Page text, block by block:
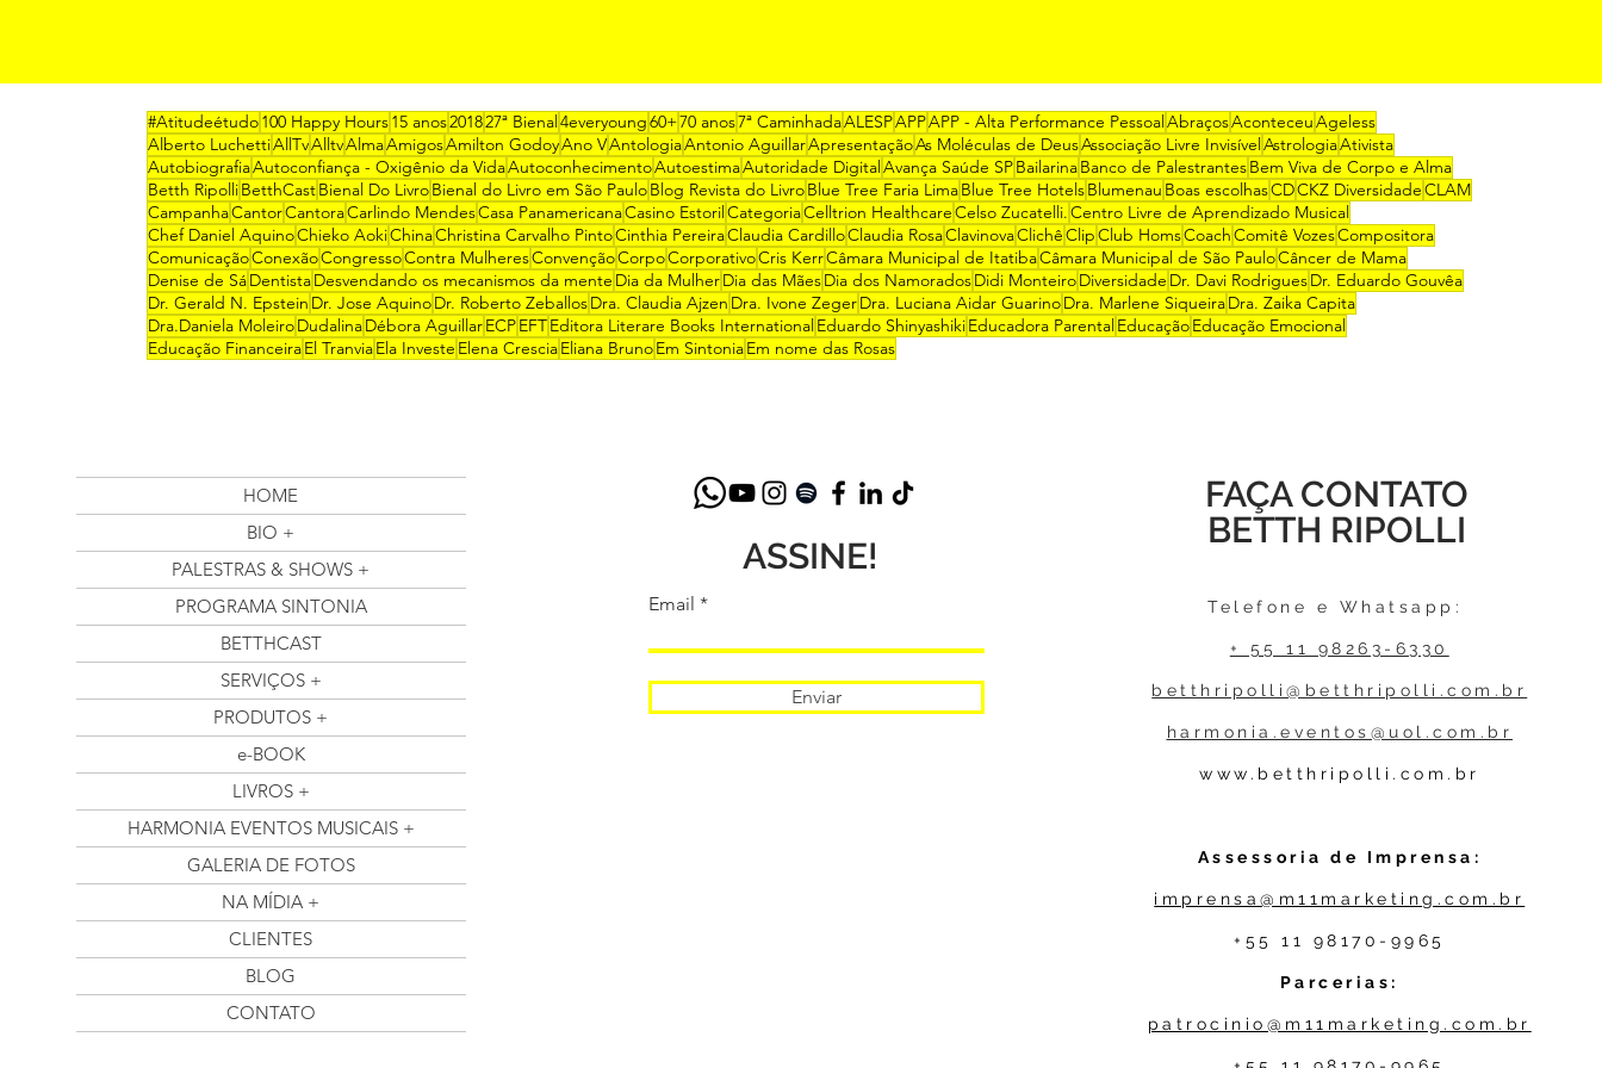
#Atitudeétudo100 Happy Hours15 anos201827ª Bienal4everyoung60+70 anos7ª CaminhadaALESPAPPAPP - Alta Performance PessoalAbraçosAconteceuAgeless
Alberto LuchettiAllTvAlltvAlmaAmigosAmilton GodoyAno VAntologiaAntonio AguillarApresentaçãoAs Moléculas de DeusAssociação Livre InvisívelAstrologiaAtivista
AutobiografiaAutoconfiança - Oxigênio da VidaAutoconhecimentoAutoestimaAutoridade DigitalAvança Saúde SPBailarinaBanco de PalestrantesBem Viva de Corpo e Alma
Betth RipolliBetthCastBienal Do LivroBienal do Livro em São PauloBlog Revista do LivroBlue Tree Faria LimaBlue Tree HotelsBlumenau Boas escolhasCDCKZ DiversidadeCLAM
CampanhaCantorCantoraCarlindo MendesCasa PanamericanaCasino EstorilCategoriaCelltrion HealthcareCelso Zucatelli.Centro Livre de Aprendizado Musical
Chef Daniel AquinoChieko AokiChinaChristina Carvalho PintoCinthia PereiraClaudia CardilloClaudia RosaClavinovaClichêClipClub HomsCoachComitê VozesCompositora
ComunicaçãoConexãoCongressoContra MulheresConvençãoCorpoCorporativoCris KerrCâmara Municipal de ItatibaCâmara Municipal de São PauloCâncer de Mama
Denise de SáDentistaDesvendando os mecanismos da mente Dia da MulherDia das MãesDia dos NamoradosDidi MonteiroDiversidade Dr. Davi RodriguesDr. Eduardo Gouvêa
Dr. Gerald N. Epstein Dr. Jose AquinoDr. Roberto ZeballosDra. Claudia Ajzen Dra. Ivone ZegerDra. Luciana Aidar GuarinoDra. Marlene SiqueiraDra. Zaika Capita
Dra.Daniela MoleiroDudalinaDébora AguillarECPEFTEditora Literare Books InternationalEduardo ShinyashikiEducadora ParentalEducaçãoEducação Emocional
Educação FinanceiraEl TranviaEla Investe Elena CresciaEliana BrunoEm SintoniaEm nome das Rosas
HOME
BIO +
PALESTRAS & SHOWS +
PROGRAMA SINTONIA
BETTHCAST
SERVIÇOS +
PRODUTOS +
e-BOOK
LIVROS +
HARMONIA EVENTOS MUSICAIS +
GALERIA DE FOTOS
NA MÍDIA +
CLIENTES
BLOG
CONTATO
ASSINE!
Email
Enviar
FAÇA CONTATO
BETTH RIPOLLI
Telefone e Whatsapp:
+ 55 11 98263-6330
betthripolli@betthripolli.com.br
harmonia.eventos@uol.com.br
www.betthripolli.com.br
Assessoria de Imprensa:
imprensa@m11marketing.com.br
+55 11 98170-9965
Parcerias:
patrocinio@m11marketing.com.br